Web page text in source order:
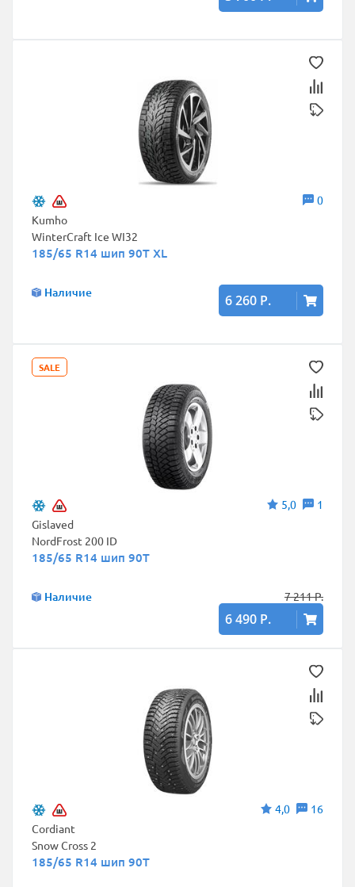
0
Kumho
WinterCraft Ice WI32
185/65 R14 шип 90T XL
Наличие 6 260 Р.
SALE
5,0
1
Gislaved
NordFrost 200 ID
185/65 R14 шип 90T
Наличие 7 211 Р.
6 490 Р.
4,0
16
Cordiant
Snow Cross 2
185/65 R14 шип 90T